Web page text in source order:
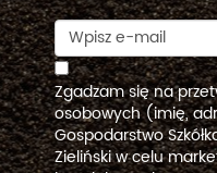
Zgadzam się na
osobowych (imię,
Gospodarstwo
Zieliński w celu